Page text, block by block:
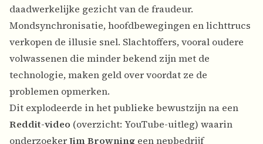
daadwerkelijke gezicht van de fraudeur.
Mondsynchronisatie, hoofdbewegingen en lichttrucs
verkopen de illusie snel. Slachtoffers, vooral oudere
volwassenen die minder bekend zijn met de
technologie, maken geld over voordat ze de
problemen opmerken.
Dit explodeerde in het publieke bewustzijn na een
Reddit-video (overzicht: YouTube-uitleg) waarin
onderzoekerJim Browning een nepbedrijf